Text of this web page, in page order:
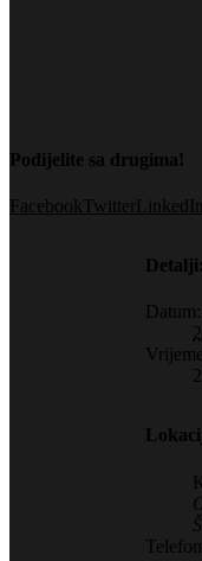
Podijelite sa drugima!
Facebook TwitterLinkedIn
Detalji:
Datum: